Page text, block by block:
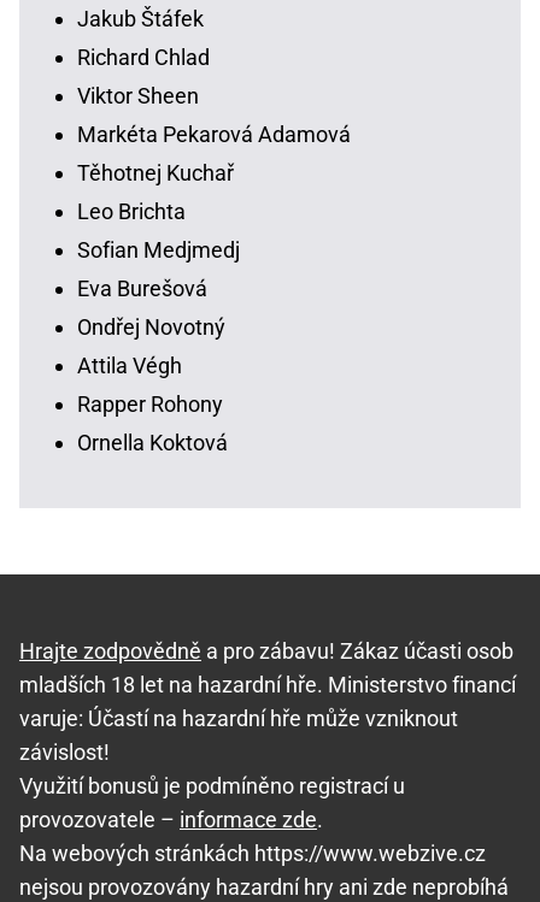
Jakub Štáfek
Richard Chlad
Viktor Sheen
Markéta Pekarová Adamová
Těhotnej Kuchař
Leo Brichta
Sofian Medjmedj
Eva Burešová
Ondřej Novotný
Attila Végh
Rapper Rohony
Ornella Koktová
Hrajte zodpovědně a pro zábavu! Zákaz účasti osob
mladších 18 let na hazardní hře. Ministerstvo financí
varuje: Účastí na hazardní hře může vzniknout
závislost!
Využití bonusů je podmíněno registrací u
provozovatele – informace zde.
Na webových stránkách https://www.webzive.cz
nejsou provozovány hazardní hry ani zde neprobíhá